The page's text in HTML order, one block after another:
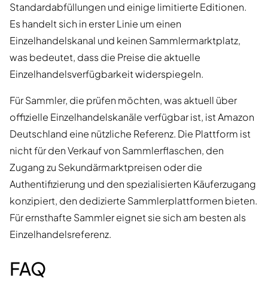
Standardabfüllungen und einige limitierte Editionen.
Es handelt sich in erster Linie um einen
Einzelhandelskanal und keinen Sammlermarktplatz,
was bedeutet, dass die Preise die aktuelle
Einzelhandelsverfügbarkeit widerspiegeln.
Für Sammler, die prüfen möchten, was aktuell über
offizielle Einzelhandelskanäle verfügbar ist, ist Amazon
Deutschland eine nützliche Referenz. Die Plattform ist
nicht für den Verkauf von Sammlerflaschen, den
Zugang zu Sekundärmarktpreisen oder die
Authentifizierung und den spezialisierten Käuferzugang
konzipiert, den dedizierte Sammlerplattformen bieten.
Für ernsthafte Sammler eignet sie sich am besten als
Einzelhandelsreferenz.
FAQ